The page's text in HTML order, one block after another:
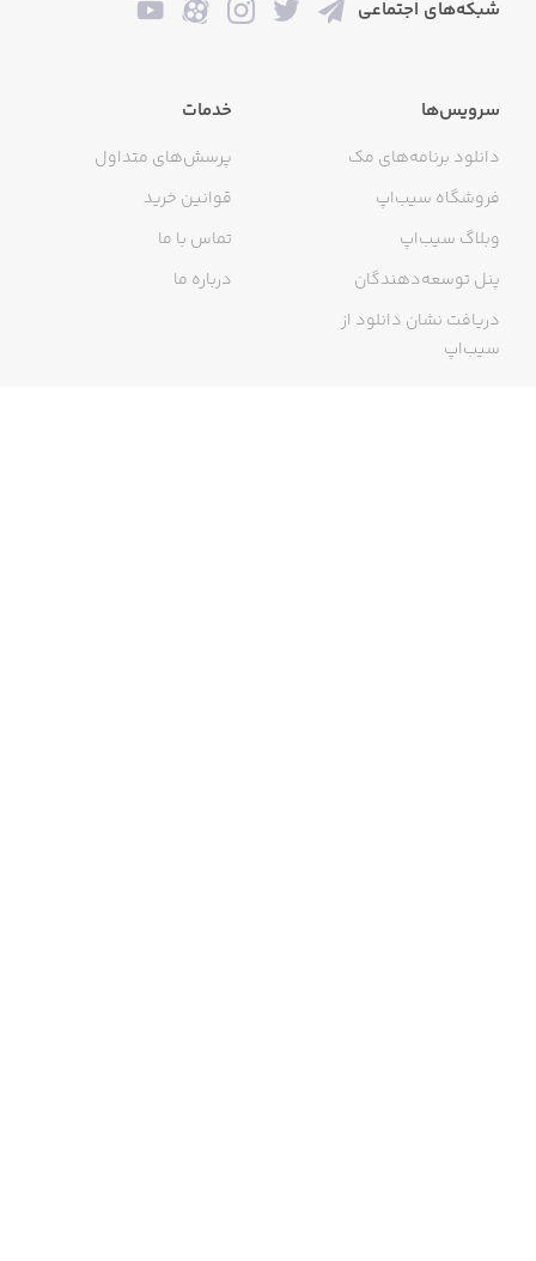
شبکه‌های اجتماعی
سرویس‌ها
دانلود برنامه‌های مک
فروشگاه سیب‌اپ
وبلاگ سیب‌اپ
پنل توسعه‌دهندگان
دریافت نشان دانلود از
سیب‌اپ
خدمات
پرسش‌های متداول
قوانین خرید
تماس با ما
درباره ما